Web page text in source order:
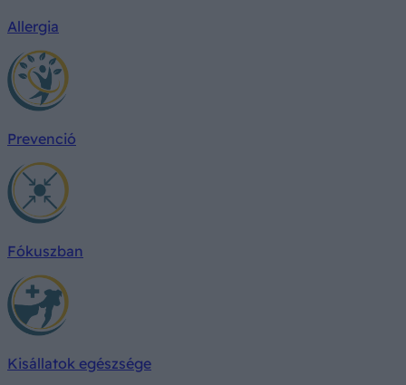
Allergia
Prevenció
Fókuszban
Kisállatok egészsége